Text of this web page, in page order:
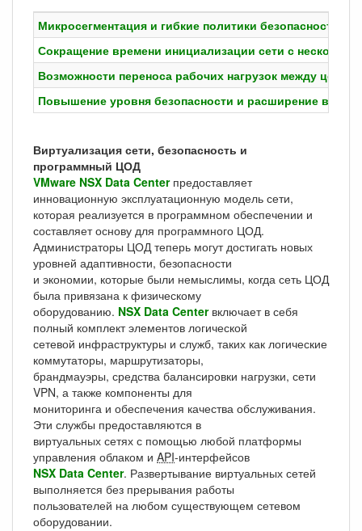
Микросегментация и гибкие политики безопасности,
Сокращение времени инициализации сети с
Возможности переноса рабочих нагрузок между
Повышение уровня безопасности и расширение
Виртуализация сети, безопасность и
программный ЦОД
VMware NSX Data Centerпредоставляет
инновационную эксплуатационную модель сети,
которая реализуется в программном обеспечении и
составляет основу для программного ЦОД.
Администраторы ЦОД теперь могут достигать новых
уровней адаптивности, безопасности
и экономии, которые были немыслимы, когда сеть ЦОД
была привязана к физическому
оборудованию. NSX Data Centerвключает в себя
полный комплект элементов логической
сетевой инфраструктуры и служб, таких как логические
коммутаторы, маршрутизаторы,
брандмауэры, средства балансировки нагрузки, сети
VPN, а также компоненты для
мониторинга и обеспечения качества обслуживания.
Эти службы предоставляются в
виртуальных сетях с помощью любой платформы
управления облаком и API-интерфейсов
NSX Data Center. Развертывание виртуальных сетей
выполняется без прерывания работы
пользователей на любом существующем сетевом
оборудовании.